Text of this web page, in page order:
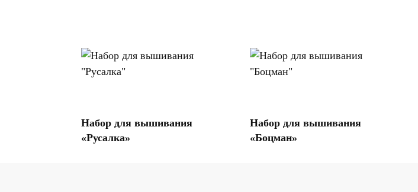
Набор для вышивания
«Русалка»
Набор для вышивания
«Боцман»